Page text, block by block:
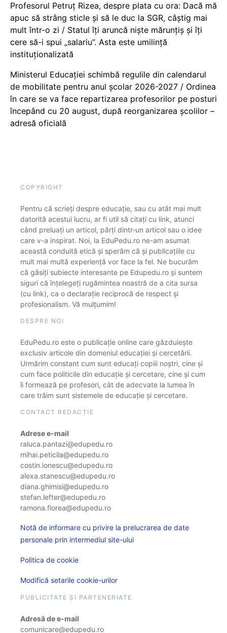
Profesorul Petruț Rizea, despre plata cu ora: Dacă mă
apuc să strâng sticle și să le duc la SGR, câștig mai
mult într-o zi / Statul îți aruncă niște mărunțiș și îți
cere să-i spui „salariu”. Asta este umilință
instituționalizată
Ministerul Educației schimbă regulile din calendarul
de mobilitate pentru anul școlar 2026-2027 / Ordinea
în care se va face repartizarea profesorilor pe posturi
începând cu 20 august, după reorganizarea școlilor –
adresă oficială
COPYRIGHT
Pentru că scrieți despre educație, sau cu atât mai mult
datorită acestui lucru, ar fi util să citați cu link, atunci
când preluați un articol, părți dintr-un articol sau o idee
care v-a inspirat. Noi, la EduPedu.ro ne-am asumat
această conduită etică și sperăm că și publicațiile cu
mult mai multă experiență vor face la fel. Ne bucurăm
că găsiți subiecte interesante pe Edupedu.ro și suntem
siguri că înțelegeți rugămintea noastră de a cita sursa
(cu link), ca o declarație reciprocă de respect și
profesionalism. Vă mulțumim!
DESPRE NOI
EduPedu.ro este o publicație online care găzduiește
exclusiv articole din domeniul educației și cercetării.
Urmărim constant cum sunt educați copiii noștri, cine și
cum face politicile din educație și cercetare, cine și cum
îi formează pe profesori, cât de adecvate la lumea în
care trăim sunt sistemele de educație și cercetare.
CONTACT REDACȚIE
Adrese e-mail
raluca.pantazi@edupedu.ro
mihai.peticila@edupedu.ro
costin.ionescu@edupedu.ro
alexa.stanescu@edupedu.ro
diana.ghimisi@edupedu.ro
stefan.lefter@edupedu.ro
ramona.florea@edupedu.ro
Notă de informare cu privire la prelucrarea de date
personale prin intermediul site-ului
Politica de cookie
Modifică setarile cookie-urilor
PUBLICITATE ȘI PARTENERIATE
Adresă de e-mail
comunicare@edupedu.ro